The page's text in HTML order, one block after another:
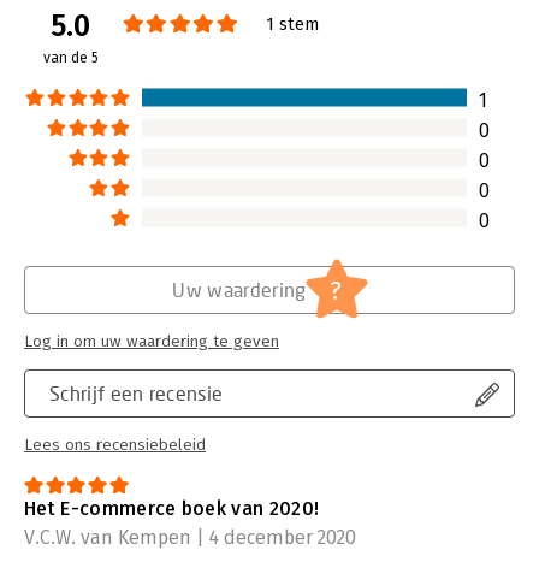
Verschijningsdatum:
26-11-2020
Hoofdrubriek:
5.0
van de 5
1 stem
1
0
0
0
0
Schrijf een recensie
Lees ons recensiebeleid
Uw waardering ?
Log in om uw waardering te geven
Het E-commerce boek van 2020!
V.C.W. van Kempen | 4 december 2020